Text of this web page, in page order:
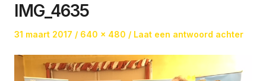
IMG_4635
Geplaatst
31 maart 2017
Volledige
640 × 480 Laat een antwoord achter